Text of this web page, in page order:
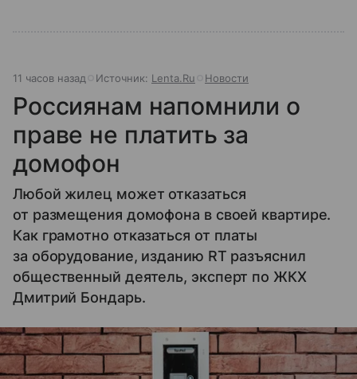
11 часов назад Источник: Lenta.Ru Новости
Россиянам напомнили о
праве не платить за
домофон
Любой жилец может отказаться
от размещения домофона в своей квартире.
Как грамотно отказаться от платы
за оборудование, изданию RT разъяснил
общественный деятель, эксперт по ЖКХ
Дмитрий Бондарь.